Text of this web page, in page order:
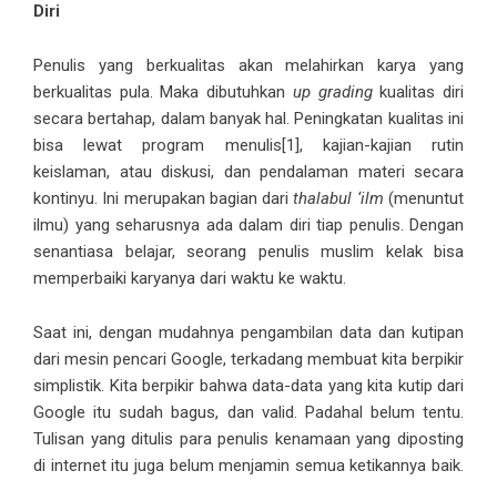
Diri
Penulis yang berkualitas akan melahirkan karya yang
berkualitas pula. Maka dibutuhkan up gradingkualitas diri
secara bertahap, dalam banyak hal. Peningkatan kualitas ini
bisa lewat program menulis[1], kajian-kajian rutin
keislaman, atau diskusi, dan pendalaman materi secara
kontinyu. Ini merupakan bagian darithalabul ‘ilm(menuntut
ilmu) yang seharusnya ada dalam diri tiap penulis. Dengan
senantiasa belajar, seorang penulis muslim kelak bisa
memperbaiki karyanya dari waktu ke waktu.
Saat ini, dengan mudahnya pengambilan data dan kutipan
dari mesin pencari Google, terkadang membuat kita berpikir
simplistik. Kita berpikir bahwa data-data yang kita kutip dari
Google itu sudah bagus, dan valid. Padahal belum tentu.
Tulisan yang ditulis para penulis kenamaan yang diposting
di internet itu juga belum menjamin semua ketikannya baik.